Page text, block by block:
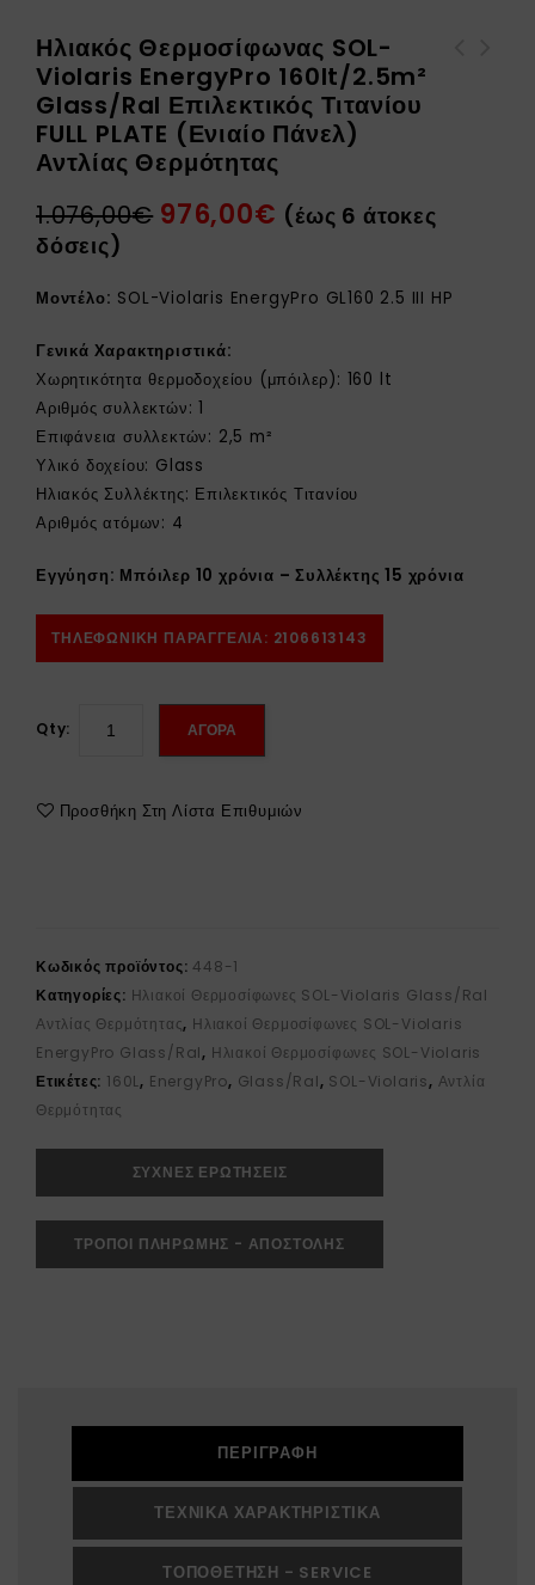
Ηλιακός Θερμοσίφωνας SOL-
Violaris EnergyPro 160lt/2.5m²
Glass/Ral Επιλεκτικός Τιτανίου
FULL PLATE (Ενιαίο Πάνελ)
Αντλίας Θερμότητας
1.076,00€ 976,00€ (έως 6 άτοκες
δόσεις)
Μοντέλο: SOL-Violaris EnergyPro GL160 2.5 III HP
Γενικά Χαρακτηριστικά:
Χωρητικότητα θερμοδοχείου (μπόιλερ): 160 lt
Αριθμός συλλεκτών: 1
Επιφάνεια συλλεκτών: 2,5 m²
Υλικό δοχείου: Glass
Ηλιακός Συλλέκτης: Επιλεκτικός Τιτανίου
Αριθμός ατόμων: 4
Εγγύηση: Μπόιλερ 10 χρόνια – Συλλέκτης 15 χρόνια
ΤΗΛΕΦΩΝΙΚΗ ΠΑΡΑΓΓΕΛΙΑ: 2106613143
Qty: ΑΓΟΡΑ
Προσθήκη Στη Λίστα Επιθυμιών
Κωδικός προϊόντος:448-1
Κατηγορίες: Ηλιακοί Θερμοσίφωνες SOL-Violaris Glass/Ral
Αντλίας Θερμότητας, Ηλιακοί Θερμοσίφωνες SOL-Violaris
EnergyPro Glass/Ral, Ηλιακοί Θερμοσίφωνες SOL-Violaris
Ετικέτες: 160L, EnergyPro, Glass/Ral, SOL-Violaris, Αντλία
Θερμότητας
ΣΥΧΝΕΣ ΕΡΩΤΗΣΕΙΣ
ΤΡΟΠΟΙ ΠΛΗΡΩΜΗΣ - ΑΠΟΣΤΟΛΗΣ
ΠΕΡΙΓΡΑΦΉ
ΤΕΧΝΙΚΆ ΧΑΡΑΚΤΗΡΙΣΤΙΚΆ
ΤΟΠΟΘΈΤΗΣΗ - SERVICE